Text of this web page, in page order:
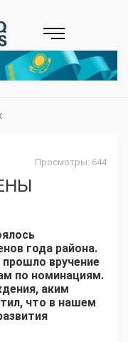
Просмотры: 644
года района.
вручение
по номинациям.
аким
что в нашем